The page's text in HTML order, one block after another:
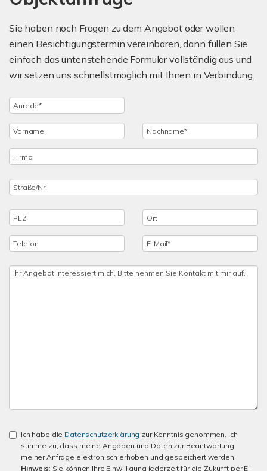
Sie haben noch Fragen zu dem Angebot oder wollen
einen Besichtigungstermin vereinbaren, dann füllen Sie
einfach das untenstehende Formular vollständig aus und
wir setzen uns schnellstmöglich mit Ihnen in Verbindung.
Ich habe die Datenschutzerklärung zur Kenntnis genommen. Ich
stimme zu, dass meine Angaben und Daten zur Beantwortung
meiner Anfrage elektronisch erhoben und gespeichert werden.
Hinweis: Sie können Ihre Einwilligung jederzeit für die Zukunft per E-